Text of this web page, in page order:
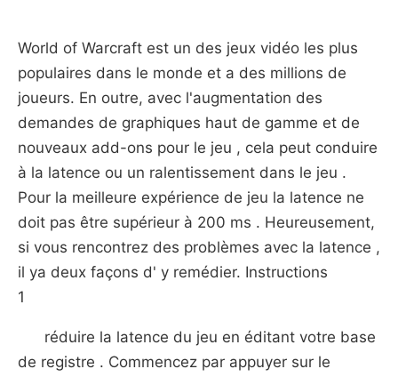
World of Warcraft est un des jeux vidéo les plus
populaires dans le monde et a des millions de
joueurs. En outre, avec l'augmentation des
demandes de graphiques haut de gamme et de
nouveaux add-ons pour le jeu , cela peut conduire
à la latence ou un ralentissement dans le jeu .
Pour la meilleure expérience de jeu la latence ne
doit pas être supérieur à 200 ms . Heureusement,
si vous rencontrez des problèmes avec la latence ,
il ya deux façons d' y remédier. Instructions
1
réduire la latence du jeu en éditant votre base
de registre . Commencez par appuyer sur le